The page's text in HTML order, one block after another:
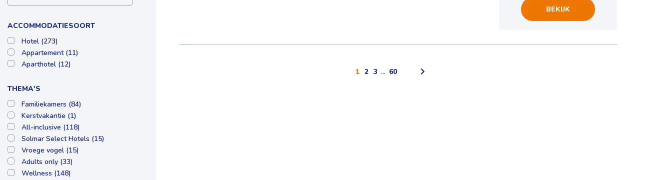
ACCOMMODATIESOORT
Hotel (273)
Appartement (11)
Aparthotel (12)
THEMA'S
Familiekamers (84)
Kerstvakantie (1)
All-inclusive (118)
Solmar Select Hotels (15)
Vroege vogel (15)
Adults only (33)
Wellness (148)
BEKIJK
1 2 3 ... 60